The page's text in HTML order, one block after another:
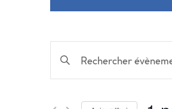
Recherche
et
Saisir
mot-
clé.
Rechercher